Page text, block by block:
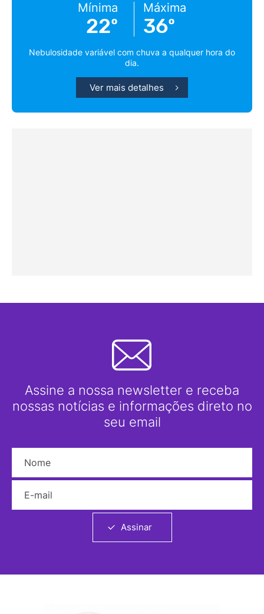
Mínima
22º
Máxima
36º
Nebulosidade variável com chuva a qualquer hora do
dia.
Ver mais detalhes
Assine a nossa newsletter e receba
nossas notícias e informações direto no
seu email
Assinar